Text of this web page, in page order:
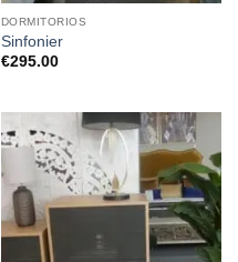
DORMITORIOS
Sinfonier
€295.00